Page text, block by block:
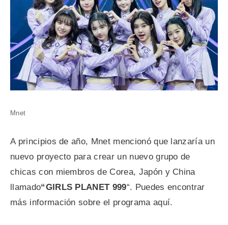
Mnet
A principios de año, Mnet mencionó que lanzaría un
nuevo proyecto para crear un nuevo grupo de
chicas con miembros de Corea, Japón y China
llamado“GIRLS PLANET 999“. Puedes encontrar
más información sobre el programa aquí.